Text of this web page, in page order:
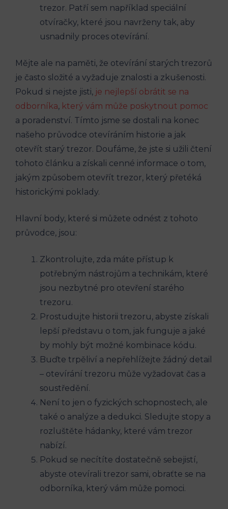
trezor. Patří sem například speciální
otvíračky, které jsou navrženy tak, aby
usnadnily proces otevírání.
Mějte ale na paměti, že otevírání starých trezorů
je často složité a vyžaduje znalosti a zkušenosti.
Pokud si nejste jisti, je nejlepší obrátit se na
odborníka, který vám může poskytnout pomoc
a poradenství. Tímto jsme se dostali na konec
našeho průvodce otevíráním historie a jak
otevřít starý trezor. Doufáme, že jste si užili čtení
tohoto článku a získali cenné informace o tom,
jakým způsobem otevřít trezor, který přetéká
historickými poklady.
Hlavní body, které si můžete odnést z tohoto
průvodce, jsou:
Zkontrolujte, zda máte přístup k
potřebným nástrojům a technikám, které
jsou nezbytné pro otevření starého
trezoru.
Prostudujte historii trezoru, abyste získali
lepší představu o tom, jak funguje a jaké
by mohly být možné kombinace kódu.
Buďte trpěliví a nepřehlížejte žádný detail
– otevírání trezoru může vyžadovat čas a
soustředění.
Není to jen o fyzických schopnostech, ale
také o analýze a dedukci. Sledujte stopy a
rozluštěte hádanky, které vám trezor
nabízí.
Pokud se necítíte dostatečně sebejistí,
abyste otevírali trezor sami, obraťte se na
odborníka, který vám může pomoci.